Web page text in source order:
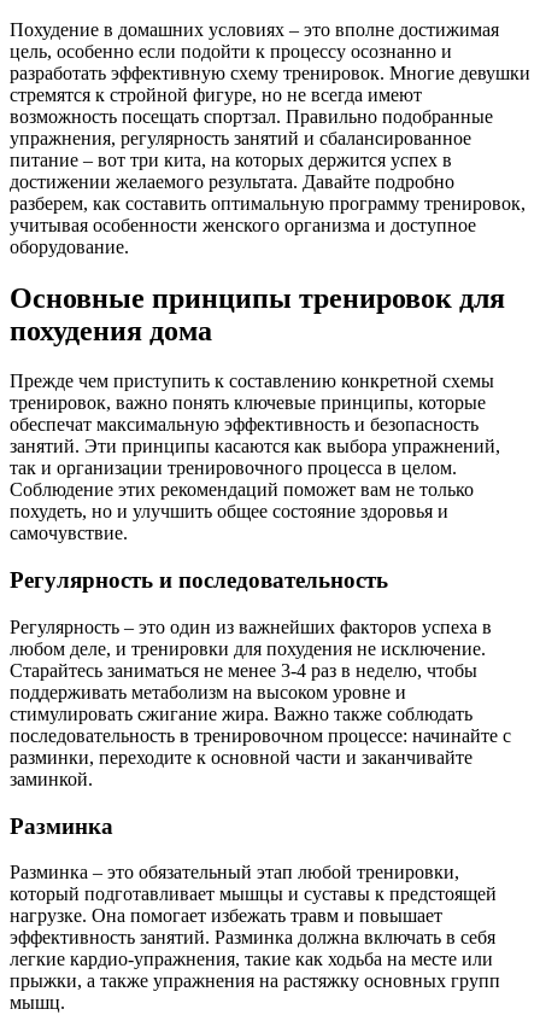
Похудение в домашних условиях – это вполне достижимая
цель, особенно если подойти к процессу осознанно и
разработать эффективную схему тренировок. Многие девушки
стремятся к стройной фигуре, но не всегда имеют
возможность посещать спортзал. Правильно подобранные
упражнения, регулярность занятий и сбалансированное
питание – вот три кита, на которых держится успех в
достижении желаемого результата. Давайте подробно
разберем, как составить оптимальную программу тренировок,
учитывая особенности женского организма и доступное
оборудование.
Основные принципы тренировок для
похудения дома
Прежде чем приступить к составлению конкретной схемы
тренировок, важно понять ключевые принципы, которые
обеспечат максимальную эффективность и безопасность
занятий. Эти принципы касаются как выбора упражнений,
так и организации тренировочного процесса в целом.
Соблюдение этих рекомендаций поможет вам не только
похудеть, но и улучшить общее состояние здоровья и
самочувствие.
Регулярность и последовательность
Регулярность – это один из важнейших факторов успеха в
любом деле, и тренировки для похудения не исключение.
Старайтесь заниматься не менее 3-4 раз в неделю, чтобы
поддерживать метаболизм на высоком уровне и
стимулировать сжигание жира. Важно также соблюдать
последовательность в тренировочном процессе: начинайте с
разминки, переходите к основной части и заканчивайте
заминкой.
Разминка
Разминка – это обязательный этап любой тренировки,
который подготавливает мышцы и суставы к предстоящей
нагрузке. Она помогает избежать травм и повышает
эффективность занятий. Разминка должна включать в себя
легкие кардио-упражнения, такие как ходьба на месте или
прыжки, а также упражнения на растяжку основных групп
мышц.